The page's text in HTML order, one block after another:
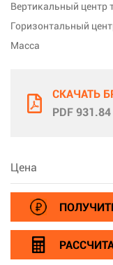
Вертикальный центр
Горизонтальный
Масса
СКАЧАТЬ
PDF 931.84
Цена